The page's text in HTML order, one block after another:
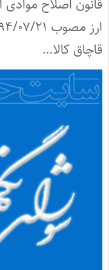
قانون اصلاح موادی
قاچاق کالا…